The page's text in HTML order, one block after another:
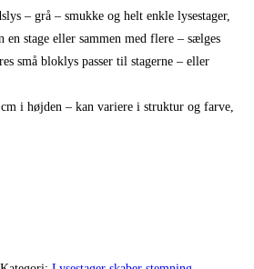
49,00.
pris
er:
– grå – smukke og helt enkle lysestager,
en stage eller sammen med flere – sælges
små bloklys passer til stagerne – eller
i højden – kan variere i struktur og farve,